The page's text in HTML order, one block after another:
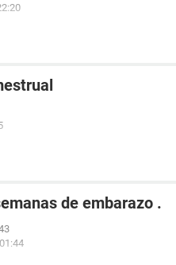
de embarazo .